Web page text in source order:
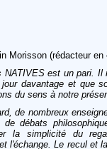
Morisson (rédacteur en
NATIVES est un pari. Il
davantage et que
du sens à notre
de nombreux
débats
la simplicité du
l'échange. Le recul et